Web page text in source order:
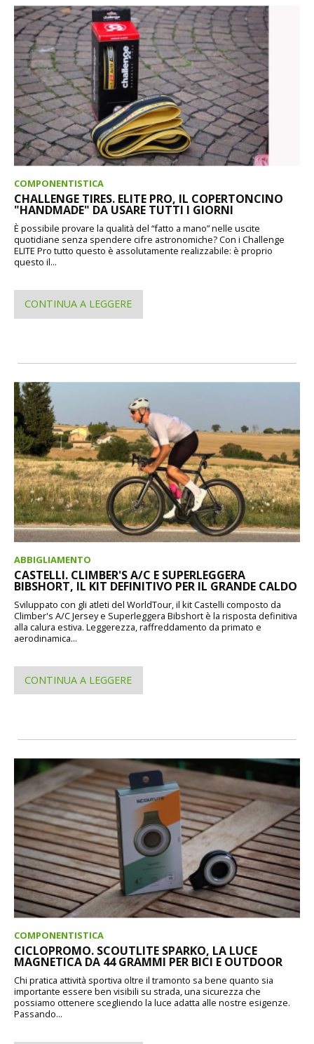
COMPONENTISTICA
CHALLENGE TIRES. ELITE PRO, IL COPERTONCINO
"HANDMADE" DA USARE TUTTI I GIORNI
È possibile provare la qualità del “fatto a mano” nelle uscite
quotidiane senza spendere cifre astronomiche? Con i Challenge
ELITE Pro tutto questo è assolutamente realizzabile: è proprio
questo il...
CONTINUA A LEGGERE
ABBIGLIAMENTO
CASTELLI. CLIMBER'S A/C E SUPERLEGGERA
BIBSHORT, IL KIT DEFINITIVO PER IL GRANDE CALDO
Sviluppato con gli atleti del WorldTour, il kit Castelli composto da
Climber's A/C Jersey e Superleggera Bibshort è la risposta definitiva
alla calura estiva. Leggerezza, raffreddamento da primato e
aerodinamica...
CONTINUA A LEGGERE
COMPONENTISTICA
CICLOPROMO. SCOUTLITE SPARKO, LA LUCE
MAGNETICA DA 44 GRAMMI PER BICI E OUTDOOR
Chi pratica attività sportiva oltre il tramonto sa bene quanto sia
importante essere ben visibili su strada, una sicurezza che
possiamo ottenere scegliendo la luce adatta alle nostre esigenze.
Passando...